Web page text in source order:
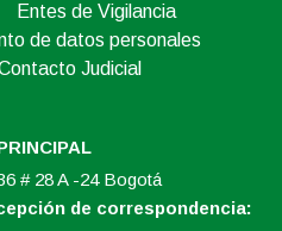
Entes de Vigilancia
de datos personales
Judicial
# 28 A -24 Bogotá
de correspondencia: